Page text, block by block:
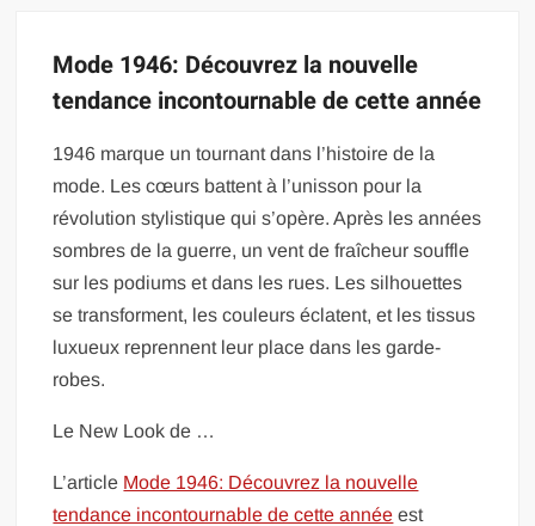
Mode 1946: Découvrez la nouvelle
tendance incontournable de cette année
1946 marque un tournant dans l’histoire de la
mode. Les cœurs battent à l’unisson pour la
révolution stylistique qui s’opère. Après les années
sombres de la guerre, un vent de fraîcheur souffle
sur les podiums et dans les rues. Les silhouettes
se transforment, les couleurs éclatent, et les tissus
luxueux reprennent leur place dans les garde-
robes.
Le New Look de …
L’article Mode 1946: Découvrez la nouvelle
tendance incontournable de cette année est